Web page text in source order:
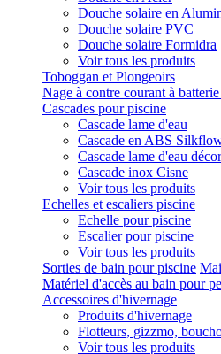
Douche solaire en
Douche solaire PVC
Douche solaire Formidra
Voir tous les produits
Toboggan et Plongeoirs
Nage à contre courant à
Cascades pour piscine
Cascade lame d'eau
Cascade en ABS
Cascade lame d'eau
Cascade inox Cisne
Voir tous les produits
Echelles et escaliers piscine
Echelle pour piscine
Escalier pour piscine
Voir tous les produits
Sorties de bain pour piscine
Matériel d'accès au bain pour
Accessoires d'hivernage
Produits d'hivernage
Flotteurs, gizzmo,
Voir tous les produits